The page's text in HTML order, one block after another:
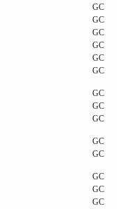
GC
GC
GC
GC
GC
GC
GC
GC
GC
GC
GC
GC
GC
GC